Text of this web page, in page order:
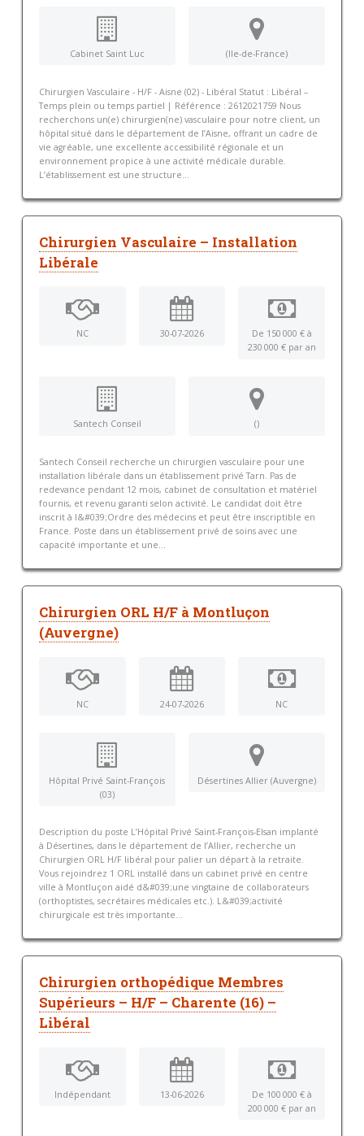
Cabinet Saint Luc (Ile-de-France)
Chirurgien Vasculaire - H/F - Aisne (02) - Libéral Statut : Libéral –
Temps plein ou temps partiel | Référence : 2612021759 Nous
recherchons un(e) chirurgien(ne) vasculaire pour notre client, un
hôpital situé dans le département de l’Aisne, offrant un cadre de
vie agréable, une excellente accessibilité régionale et un
environnement propice à une activité médicale durable.
L’établissement est une structure...
Chirurgien Vasculaire – Installation
Libérale
NC 30-07-2026
De 150 000 € à
230 000 € par an
Santech Conseil ()
Santech Conseil recherche un chirurgien vasculaire pour une
installation libérale dans un établissement privé Tarn. Pas de
redevance pendant 12 mois, cabinet de consultation et matériel
fournis, et revenu garanti selon activité. Le candidat doit être
inscrit à l&#039;Ordre des médecins et peut être inscriptible en
France. Poste dans un établissement privé de soins avec une
capacité importante et une...
Chirurgien ORL H/F à Montluçon
(Auvergne)
NC 24-07-2026 NC
Hôpital Privé Saint-François
(03)
Désertines Allier (Auvergne)
Description du poste L’Hôpital Privé Saint-François-Elsan implanté
à Désertines, dans le département de l’Allier, recherche un
Chirurgien ORL H/F libéral pour palier un départ à la retraite.
Vous rejoindrez 1 ORL installé dans un cabinet privé en centre
ville à Montluçon aidé d&#039;une vingtaine de collaborateurs
(orthoptistes, secrétaires médicales etc.). L&#039;activité
chirurgicale est très importante...
Chirurgien orthopédique Membres
Supérieurs – H/F – Charente (16) –
Libéral
Indépendant 13-06-2026
De 100 000 € à
200 000 € par an